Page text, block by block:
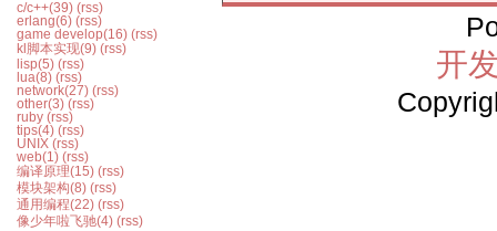
c/c++(39) (rss)
erlang(6) (rss)
game develop(16) (rss)
kl脚本实现(9) (rss)
lisp(5) (rss)
lua(8) (rss)
network(27) (rss)
other(3) (rss)
ruby (rss)
tips(4) (rss)
UNIX (rss)
web(1) (rss)
编译原理(15) (rss)
模块架构(8) (rss)
通用编程(22) (rss)
像少年啦飞驰(4) (rss)
开